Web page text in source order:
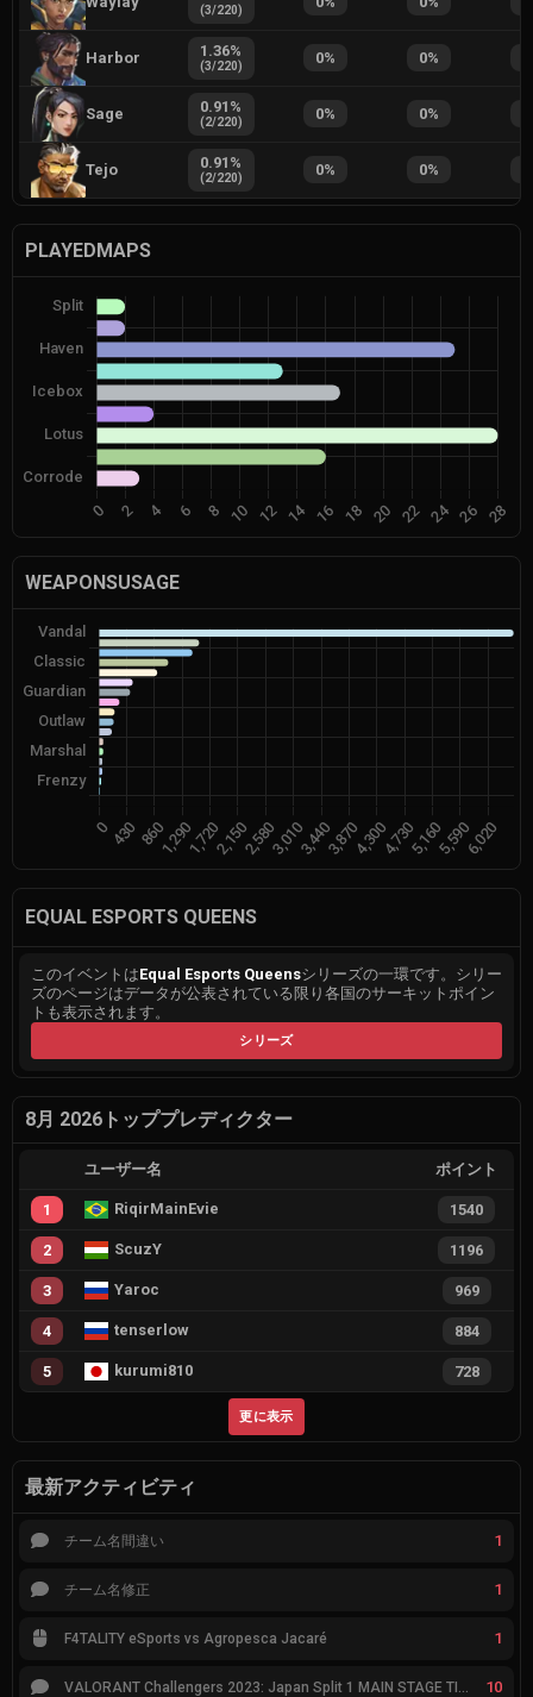
(3/220)
Harbor 1.36%
(3/220) 0% 0%
Sage 0.91 %
(2/220) 0% 0%
Tejo 0.91 %
(2/220) 0% 0%
PLAYEDMAPS
WEAPONSUSAGE
EQUAL ESPORTS QUEENS
このイベントはEqual Esports Queensシリーズの一環です。シリー
ズのページはデータが公表されている限り各国のサーキットポイン
トも表示されます。
シリーズ
8月 2026トッププレディクター
ユーザー名 ポイント
1 RiqirMainEvie 1540
2 ScuzY 1196
3 Yaroc 969
4 tenserlow 884
5 kurumi810 728
更に表示
最新アクティビティ
チーム名間違い 1
チーム名修正 1
F4TALITY eSports vs Agropesca Jacaré 1
10